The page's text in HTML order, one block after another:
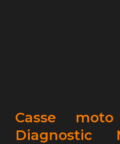
Casse
Diagnostic